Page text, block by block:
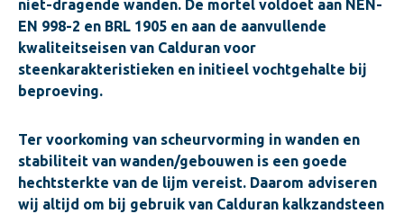
niet-dragende wanden. De mortel voldoet aan NEN-
EN 998-2 en BRL 1905 en aan de aanvullende
kwaliteitseisen van Calduran voor
steenkarakteristieken en initieel vochtgehalte bij
beproeving.
Ter voorkoming van scheurvorming in wanden en
stabiliteit van wanden/gebouwen is een goede
hechtsterkte van de lijm vereist. Daarom adviseren
wij altijd om bij gebruik van Calduran kalkzandsteen